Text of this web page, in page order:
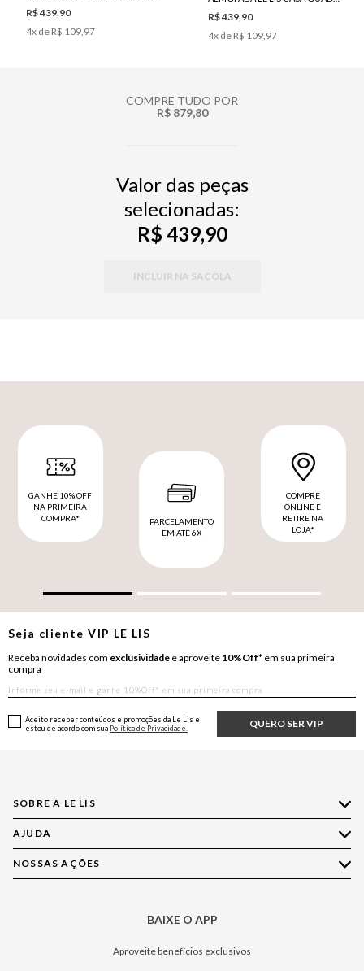
R$ 439,90
4x de R$ 109,97
R$ 439,90
4x de R$ 109,97
COMPRE TUDO POR
R$ 879,80
Valor das peças
selecionadas:
R$ 439,90
INCLUIR NA SACOLA
GANHE 10% OFF
NA PRIMEIRA
COMPRA*
PARCELAMENTO
EM ATÉ 6X
COMPRE
ONLINE E
RETIRE NA
LOJA*
Seja clienteVIP LE LIS
Receba novidades com exclusividade e aproveite 10%Off* em sua primeira
compra
QUERO SER VIP
Aceito receber conteúdos e promoções da Le Lis e
estou de acordo com sua Política de Privacidade.
SOBRE A LE LIS
Quem Somos
Nossas Lojas
Política de Privacidade
AJUDA
Compre pelo WhatsApp
Central de Relacionamento
NOSSAS AÇÕES
BAIXE O APP
Aproveite benefícios exclusivos